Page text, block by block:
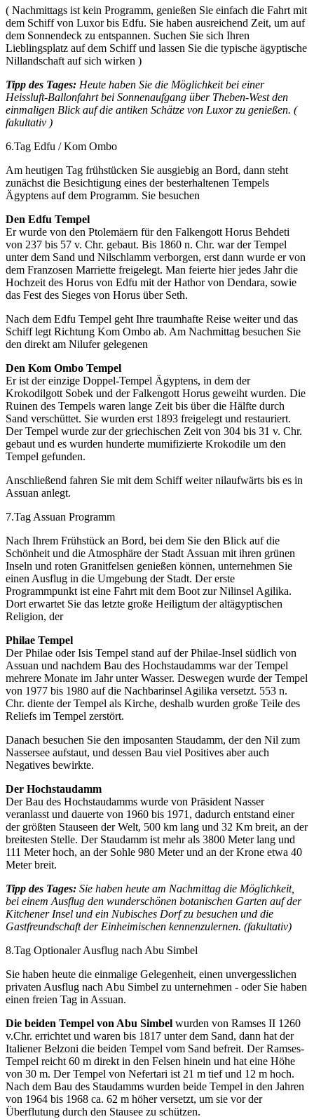
( Nachmittags ist kein Programm, genießen Sie einfach die Fahrt mit
dem Schiff von Luxor bis Edfu. Sie haben ausreichend Zeit, um auf
dem Sonnendeck zu entspannen. Suchen Sie sich Ihren
Lieblingsplatz auf dem Schiff und lassen Sie die typische ägyptische
Nillandschaft auf sich wirken )
Tipp des Tages: Heute haben Sie die Möglichkeit bei einer
Heissluft-Ballonfahrt bei Sonnenaufgang über Theben-West den
einmaligen Blick auf die antiken Schätze von Luxor zu genießen. (
fakultativ )
6.Tag Edfu / Kom Ombo
Am heutigen Tag frühstücken Sie ausgiebig an Bord, dann steht
zunächst die Besichtigung eines der besterhaltenen Tempels
Ägyptens auf dem Programm. Sie besuchen
Den Edfu Tempel
Er wurde von den Ptolemäern für den Falkengott Horus Behdeti
von 237 bis 57 v. Chr. gebaut. Bis 1860 n. Chr. war der Tempel
unter dem Sand und Nilschlamm verborgen, erst dann wurde er von
dem Franzosen Marriette freigelegt. Man feierte hier jedes Jahr die
Hochzeit des Horus von Edfu mit der Hathor von Dendara, sowie
das Fest des Sieges von Horus über Seth.
Nach dem Edfu Tempel geht Ihre traumhafte Reise weiter und das
Schiff legt Richtung Kom Ombo ab. Am Nachmittag besuchen Sie
den direkt am Nilufer gelegenen
Den Kom Ombo Tempel
Er ist der einzige Doppel-Tempel Ägyptens, in dem der
Krokodilgott Sobek und der Falkengott Horus geweiht wurden. Die
Ruinen des Tempels waren lange Zeit bis über die Hälfte durch
Sand verschüttet. Sie wurden erst 1893 freigelegt und restauriert.
Der Tempel wurde zur der griechischen Zeit von 304 bis 31 v. Chr.
gebaut und es wurden hunderte mumifizierte Krokodile um den
Tempel gefunden.
Anschließend fahren Sie mit dem Schiff weiter nilaufwärts bis es in
Assuan anlegt.
7.Tag Assuan Programm
Nach Ihrem Frühstück an Bord, bei dem Sie den Blick auf die
Schönheit und die Atmosphäre der Stadt Assuan mit ihren grünen
Inseln und roten Granitfelsen genießen können, unternehmen Sie
einen Ausflug in die Umgebung der Stadt. Der erste
Programmpunkt ist eine Fahrt mit dem Boot zur Nilinsel Agilika.
Dort erwartet Sie das letzte große Heiligtum der altägyptischen
Religion, der
Philae Tempel
Der Philae oder Isis Tempel stand auf der Philae-Insel südlich von
Assuan und nachdem Bau des Hochstaudamms war der Tempel
mehrere Monate im Jahr unter Wasser. Deswegen wurde der Tempel
von 1977 bis 1980 auf die Nachbarinsel Agilika versetzt. 553 n.
Chr. diente der Tempel als Kirche, deshalb wurden große Teile des
Reliefs im Tempel zerstört.
Danach besuchen Sie den imposanten Staudamm, der den Nil zum
Nassersee aufstaut, und dessen Bau viel Positives aber auch
Negatives bewirkte.
Der Hochstaudamm
Der Bau des Hochstaudamms wurde von Präsident Nasser
veranlasst und dauerte von 1960 bis 1971, dadurch entstand einer
der größten Stauseen der Welt, 500 km lang und 32 Km breit, an der
breitesten Stelle. Der Staudamm ist mehr als 3800 Meter lang und
111 Meter hoch, an der Sohle 980 Meter und an der Krone etwa 40
Meter breit.
Tipp des Tages: Sie haben heute am Nachmittag die Möglichkeit,
bei einem Ausflug den wunderschönen botanischen Garten auf der
Kitchener Insel und ein Nubisches Dorf zu besuchen und die
Gastfreundschaft der Einheimischen kennenzulernen. (fakultativ)
8.Tag Optionaler Ausflug nach Abu Simbel
Sie haben heute die einmalige Gelegenheit, einen unvergesslichen
privaten Ausflug nach Abu Simbel zu unternehmen - oder Sie haben
einen freien Tag in Assuan.
Die beiden Tempel von Abu Simbel wurden von Ramses II 1260
v.Chr. errichtet und waren bis 1817 unter dem Sand, dann hat der
Italiener Belzoni die beiden Tempel vom Sand befreit. Der Ramses-
Tempel reicht 60 m direkt in den Felsen hinein und hat eine Höhe
von 30 m. Der Tempel von Nefertari ist 21 m tief und 12 m hoch.
Nach dem Bau des Staudamms wurden beide Tempel in den Jahren
von 1964 bis 1968 ca. 62 m höher versetzt, um sie vor der
Überflutung durch den Stausee zu schützen.